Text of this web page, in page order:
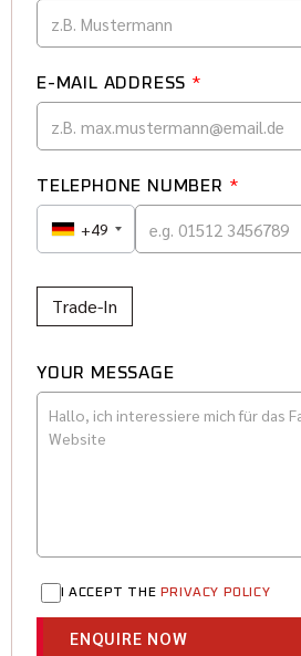
E-MAIL ADDRESS *
TELEPHONE NUMBER *
+49
Trade-In
YOUR MESSAGE
I ACCEPT THE PRIVACY POLICY
ENQUIRE NOW